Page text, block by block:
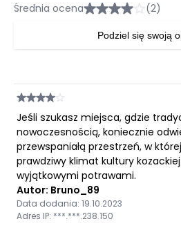
Średnia ocena (2)
Podziel się swoją
Jeśli szukasz miejsca, gdzie
nowoczesnością, koniecznie
przewspaniałą przestrzeń, w
prawdziwy klimat kultury
wyjątkowymi potrawami.
Autor: Bruno_89
Data dodania: 19.10.2023
Adres IP: ***.***.238.150